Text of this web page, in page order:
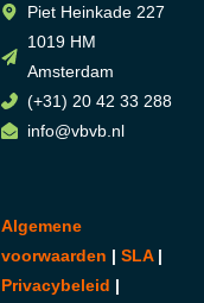
Piet Heinkade 227
1019 HM
Amsterdam
(+31) 20 42 33 288
info@vbvb.nl
Algemene
voorwaarden | SLA |
Privacybeleid |